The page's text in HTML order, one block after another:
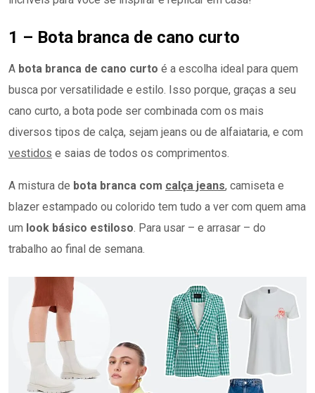
1 – Bota branca de cano curto
A bota branca de cano curto é a escolha ideal para quem
busca por versatilidade e estilo. Isso porque, graças a seu
cano curto, a bota pode ser combinada com os mais
diversos tipos de calça, sejam jeans ou de alfaiataria, e com
vestidos e saias de todos os comprimentos.
A mistura de bota branca com calça jeans, camiseta e
blazer estampado ou colorido tem tudo a ver com quem ama
um look básico estiloso . Para usar – e arrasar – do
trabalho ao final de semana.